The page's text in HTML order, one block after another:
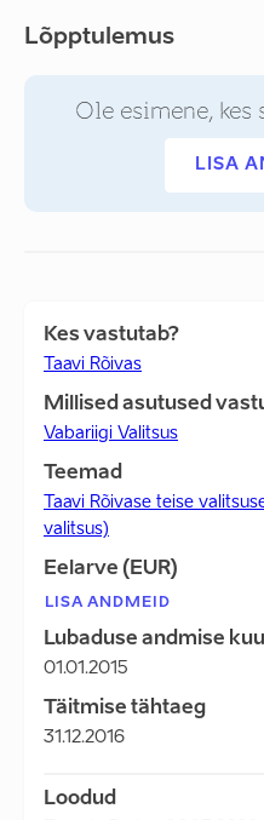
Lõpptulemus
Ole esimene,
LISA
Kes vastutab?
Taavi Rõivas
Millised asutused
Vabariigi Valitsus
Teemad
Taavi Rõivase teise
valitsus)
Eelarve (EUR)
LISA ANDMEID
Lubaduse andmise
01.01.2015
Täitmise tähtaeg
31.12.2016
Loodud